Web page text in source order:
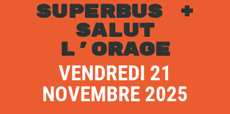
SUPERBUS +
SALUT
L’ORAGE
VENDREDI 21
NOVEMBRE 2025